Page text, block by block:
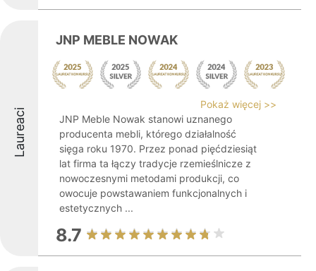
Laureaci
JNP MEBLE NOWAK
Pokaż więcej >>
JNP Meble Nowak stanowi uznanego
producenta mebli, którego działalność
sięga roku 1970. Przez ponad pięćdziesiąt
lat firma ta łączy tradycje rzemieślnicze z
nowoczesnymi metodami produkcji, co
owocuje powstawaniem funkcjonalnych i
estetycznych ...
8.7